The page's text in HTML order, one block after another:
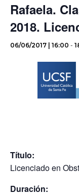
Rafaela.
2018.
06/06/2017 | 16:00 -
Título:
Licenciado en
Duración: